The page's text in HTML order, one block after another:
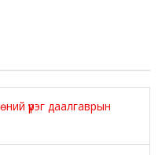
үүрэг даалгаврын